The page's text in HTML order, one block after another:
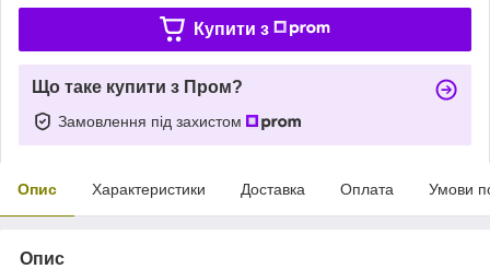
Купити з
Що таке купити з Пром?
Замовлення під захистом
Опис Характеристики Доставка Оплата Умови
Опис